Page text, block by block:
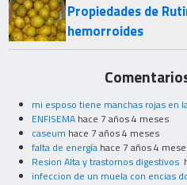
Propiedades de
hemorroides
mi esposo tiene manchas rojas en
ENFISEMA hace 7 años 4 meses
caseum hace 7 años 4 meses
falta de energía hace 7 años 4
Resion Alta y trastornos digestivos
infeccion de un muela con encias